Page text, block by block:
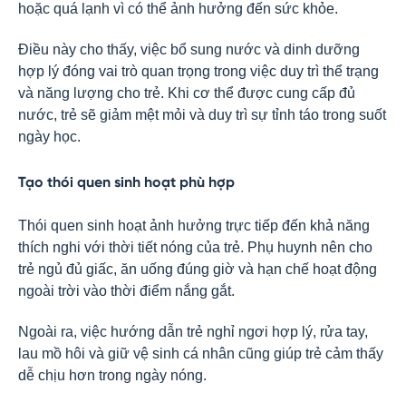
hoặc quá lạnh vì có thể ảnh hưởng đến sức khỏe.
Điều này cho thấy, việc bổ sung nước và dinh dưỡng
hợp lý đóng vai trò quan trọng trong việc duy trì thể trạng
và năng lượng cho trẻ. Khi cơ thể được cung cấp đủ
nước, trẻ sẽ giảm mệt mỏi và duy trì sự tỉnh táo trong suốt
ngày học.
Tạo thói quen sinh hoạt phù hợp
Thói quen sinh hoạt ảnh hưởng trực tiếp đến khả năng
thích nghi với thời tiết nóng của trẻ. Phụ huynh nên cho
trẻ ngủ đủ giấc, ăn uống đúng giờ và hạn chế hoạt động
ngoài trời vào thời điểm nắng gắt.
Ngoài ra, việc hướng dẫn trẻ nghỉ ngơi hợp lý, rửa tay,
lau mồ hôi và giữ vệ sinh cá nhân cũng giúp trẻ cảm thấy
dễ chịu hơn trong ngày nóng.